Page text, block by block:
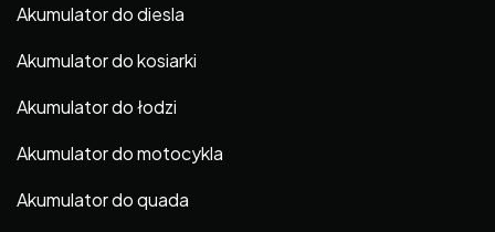
Akumulator do diesla
Akumulator do kosiarki
Akumulator do łodzi
Akumulator do motocykla
Akumulator do quada